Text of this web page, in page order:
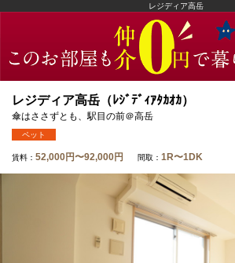
レジディア高岳
レジディア高岳（ﾚｼﾞﾃﾞｨｱﾀｶｵｶ）
傘はささずとも、駅目の前＠高岳
ペット
賃料： 52,000円〜92,000円 間取： 1R〜1DK